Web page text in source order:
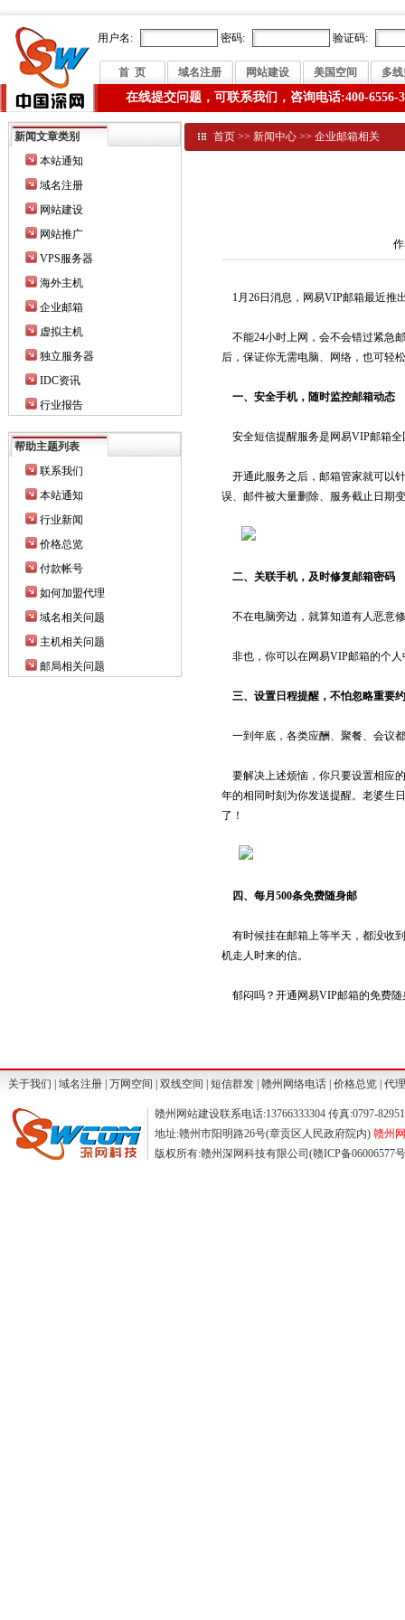
用户名: 密码: 验证码:
首 页 域名注册 网站建设 美国空间 多
在线提交问题，可联系我们，咨询电话:400-6556-
新闻文章类别
本站通知
域名注册
网站建设
网站推广
VPS服务器
海外主机
企业邮箱
虚拟主机
独立服务器
IDC资讯
行业报告
帮助主题列表
联系我们
本站通知
行业新闻
价格总览
付款帐号
如何加盟代理
域名相关问题
主机相关问题
邮局相关问题
首页 >>新闻中心 >>企业邮箱相关
1月26日消息，网易VIP邮箱最近推
不能24小时上网，会不会错过紧急
后，保证你无需电脑、网络，也可轻
一、安全手机，随时监控邮箱动态
安全短信提醒服务是网易VIP邮箱
开通此服务之后，邮箱管家就可以
误、邮件被大量删除、服务截止日期
二、关联手机，及时修复邮箱密码
不在电脑旁边，就算知道有人恶意
非也，你可以在网易VIP邮箱的个
三、设置日程提醒，不怕忽略重要
一到年底，各类应酬、聚餐、会议
要解决上述烦恼，你只要设置相应
年的相同时刻为你发送提醒。老婆生
了！
四、每月500条免费随身邮
有时候挂在邮箱上等半天，都没收
机走人时来的信。
郁闷吗？开通网易VIP邮箱的免费随
关于我们 域名注册 万网空间 双线空间 短信群发 赣州网络电话 价格总览 代
赣州网站建设联系电话:13766333304 传真:0797-
地址:赣州市阳明路26号(章贡区人民政府院内)赣州
版权所有:赣州深网科技有限公司(赣ICP备06006577